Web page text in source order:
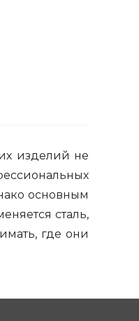
изделий не
основным
сталь,
где они